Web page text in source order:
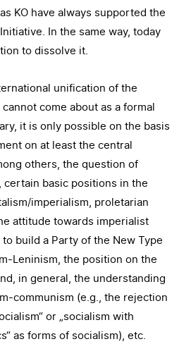
as KO have always supported the
In the same way, today
to dissolve it.
unification of the
come about as a formal
it is only possible on the basis
on at least the central
others, the question of
basic positions in the
imperialism, proletarian
attitude towards imperialist
build a Party of the New Type
Leninism, the position on the
in general, the understanding
communism (e.g., the rejection
or „socialism with
as forms of socialism), etc.